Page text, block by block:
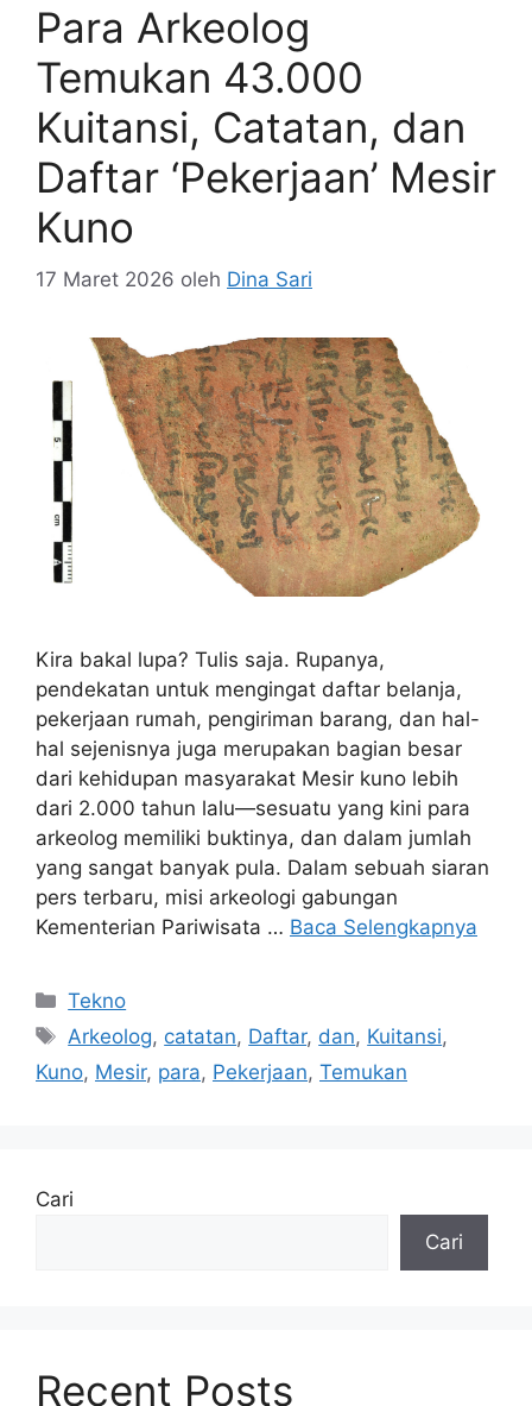
Para Arkeolog
Temukan 43.000
Kuitansi, Catatan, dan
Daftar ‘Pekerjaan’ Mesir
Kuno
17 Maret 2026 oleh Dina Sari
Kira bakal lupa? Tulis saja. Rupanya,
pendekatan untuk mengingat daftar belanja,
pekerjaan rumah, pengiriman barang, dan hal-
hal sejenisnya juga merupakan bagian besar
dari kehidupan masyarakat Mesir kuno lebih
dari 2.000 tahun lalu—sesuatu yang kini para
arkeolog memiliki buktinya, dan dalam jumlah
yang sangat banyak pula. Dalam sebuah siaran
pers terbaru, misi arkeologi gabungan
Kementerian Pariwisata … Baca Selengkapnya
Kategori
Tekno
Tag
Arkeolog, catatan, Daftar, dan, Kuitansi,
Kuno, Mesir, para, Pekerjaan, Temukan
Cari
Cari
Recent Posts